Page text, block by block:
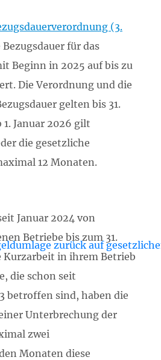
(3.
für das
Beginn in 2025 auf bis zu
Die Verordnung und die
gelten bis 31.
1. Januar 2026 gilt
die gesetzliche
12 Monaten.
Januar 2024 von
Betriebe bis zum 31.
Kurzarbeit in ihrem Betrieb
die schon seit
betroffen sind, haben die
Unterbrechung der
zwei
Monaten diese
zurück auf